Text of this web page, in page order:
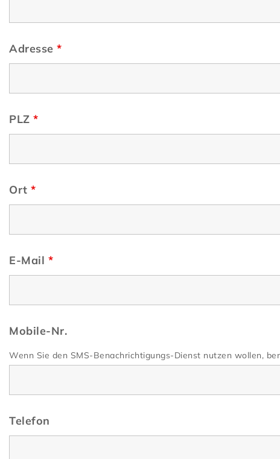
Adresse *
PLZ *
Ort *
E-Mail *
Mobile-Nr.
Wenn Sie den SMS-Benachrichtigungs-Dienst nutzen wollen,
Telefon